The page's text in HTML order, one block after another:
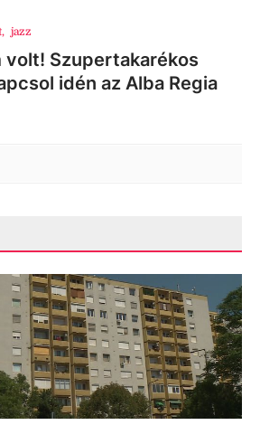
, jazz
volt! Szupertakarékos
idén az Alba Regia